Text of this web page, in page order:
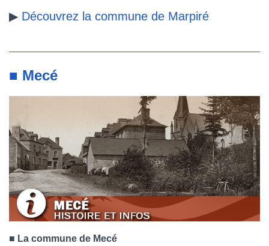
▶ Découvrez la commune de Marpiré
■ Mecé
■ La commune de Mecé